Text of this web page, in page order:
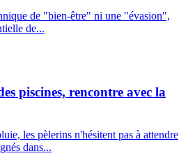
de "bien-être" ni une "évasion",
de...
piscines, rencontre avec la
les pèlerins n'hésitent pas à attendre
dans...